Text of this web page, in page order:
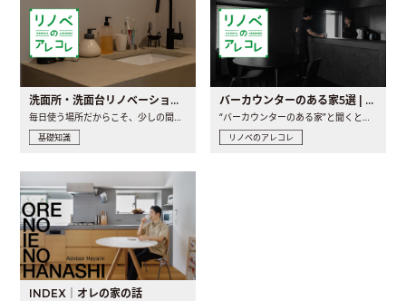
洗面所・洗面台リノベーションの事例と間取りアイデア
毎日使う場所だからこそ、少しの間取りの工夫や素材の選び方で..
基礎知識
バーカウンターのある家5選 | 日常に馴染む“距離の近い”キッチンとは
“バーカウンターのある家”と聞くと、少し特別な、大人のための..
リノベのアレコレ
INDEX｜オレの家の話